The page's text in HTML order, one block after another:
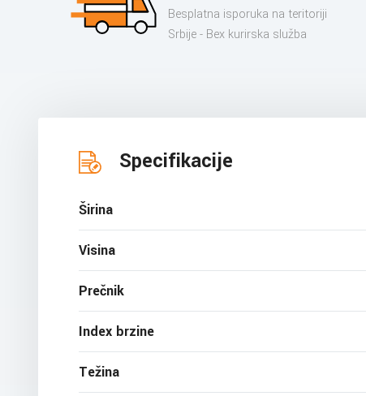
Besplatna isporuka na teritoriji
Srbije - Bex kurirska služba
Specifikacije
Širina
Visina
Prečnik
Index brzine
Težina